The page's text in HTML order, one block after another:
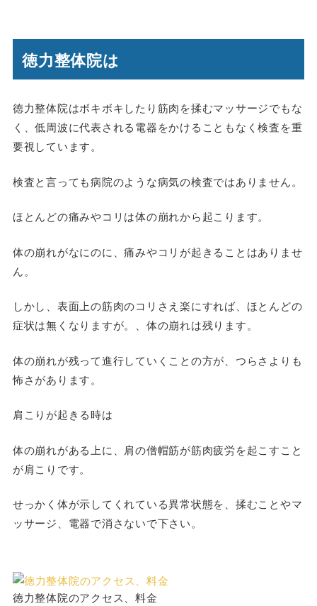
徳力整体院は
徳力整体院はボキボキしたり筋肉を揉むマッサージでもな
く、低周波に代表される電器をかけることもなく検査を重
要視しています。
検査と言っても病院のような病気の検査ではありません。
ほとんどの痛みやコリは体の崩れから起こります。
体の崩れがなにのに、痛みやコリが起きることはありませ
ん。
しかし、表面上の筋肉のコリさえ楽にすれば、ほとんどの
症状は無くなりますが。、体の崩れは残ります。
体の崩れが残って進行していくことの方が、 つらさよりも
怖さがあります。
肩こりが起きる時は
体の崩れがある上に、肩の僧帽筋が筋肉疲労を起こすこと
が肩こりです。
せっかく体が示してくれている異常状態を、揉むことやマ
ッサージ、電器で消さないで下さい。
徳力整体院のアクセス、料金